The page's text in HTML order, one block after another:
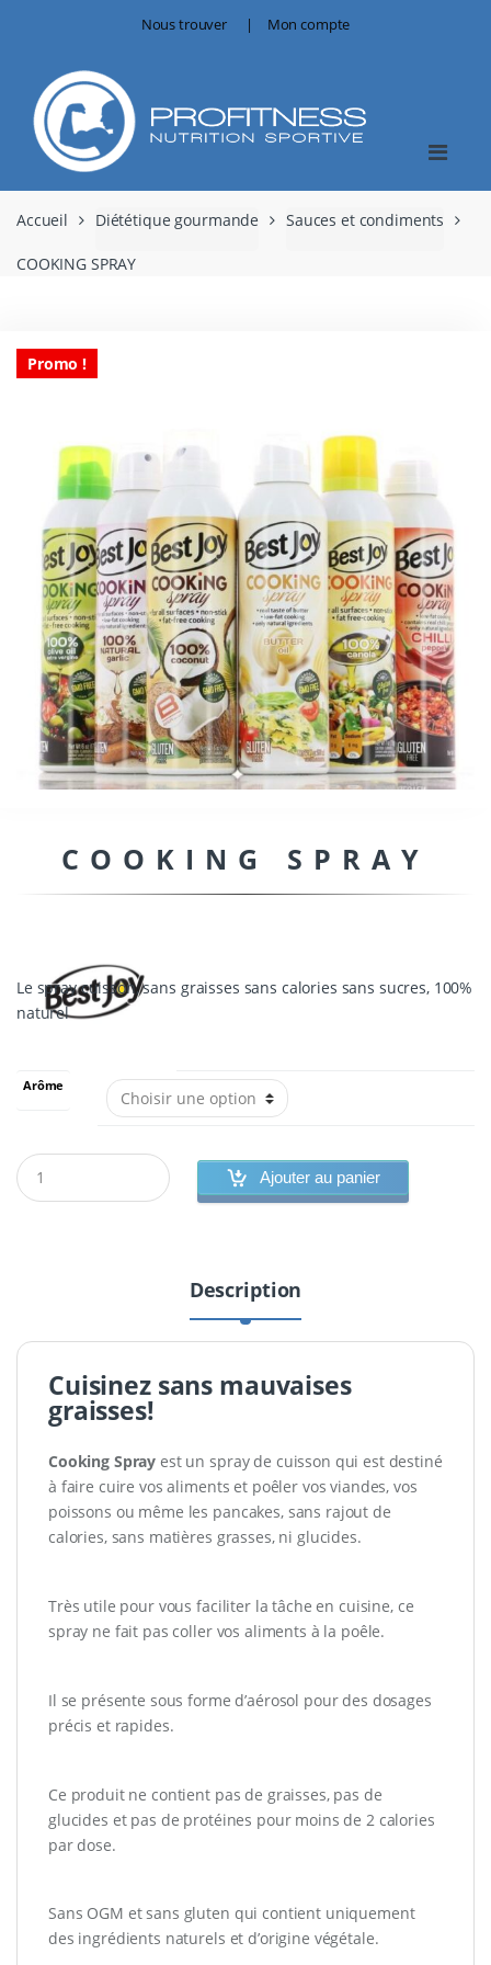
Nous trouver Mon compte
Accueil Diététique gourmande Sauces et condiments
COOKING SPRAY
Promo !
COOKING SPRAY
Le spray cuisson, sans graisses sans calories sans sucres, 100%
naturel
Arôme
Ajouter au panier
Description
Cuisinez sans mauvaises
graisses!
Cooking Spray est un spray de cuisson qui est destiné
à faire cuire vos aliments et poêler vos viandes, vos
poissons ou même les pancakes, sans rajout de
calories, sans matières grasses, ni glucides.
Très utile pour vous faciliter la tâche en cuisine, ce
spray ne fait pas coller vos aliments à la poêle.
Il se présente sous forme d’aérosol pour des dosages
précis et rapides.
Ce produit ne contient pas de graisses, pas de
glucides et pas de protéines pour moins de 2 calories
par dose.
Sans OGM et sans gluten qui contient uniquement
des ingrédients naturels et d’origine végétale.